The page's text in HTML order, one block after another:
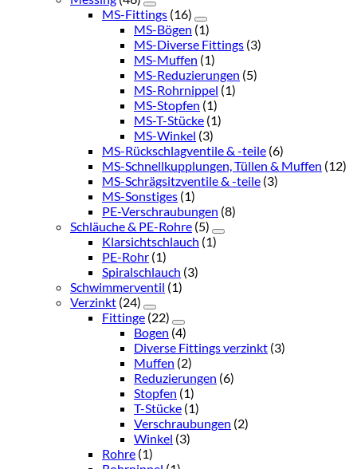
MS-Fittings (16)
MS-Bögen (1)
MS-Diverse Fittings (3)
MS-Muffen (1)
MS-Reduzierungen (5)
MS-Rohrnippel (1)
MS-Stopfen (1)
MS-T-Stücke (1)
MS-Winkel (3)
MS-Rückschlagventile & -teile (6)
MS-Schnellkupplungen, Tüllen & Muffen (12)
MS-Schrägsitzventile & -teile (3)
MS-Sonstiges (1)
PE-Verschraubungen (8)
Schläuche & PE-Rohre (5)
Klarsichtschlauch (1)
PE-Rohr (1)
Spiralschlauch (3)
Schwimmerventil (1)
Verzinkt (24)
Fittinge (22)
Bogen (4)
Diverse Fittings verzinkt (3)
Muffen (2)
Reduzierungen (6)
Stopfen (1)
T-Stücke (1)
Verschraubungen (2)
Winkel (3)
Rohre (1)